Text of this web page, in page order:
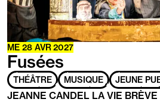
Fusées
ME 28 AVR2027
THÉÂTRE MUSIQUE JEUNE
JEANNE CANDEL LA VIE BRÈVE